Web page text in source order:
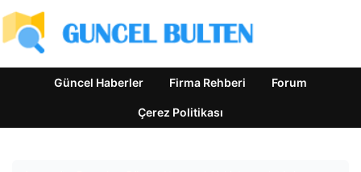
Güncel Haberler Firma Rehberi Forum
Çerez Politikası